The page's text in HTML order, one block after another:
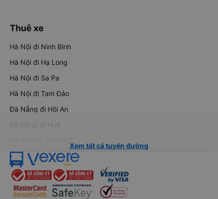
Thuê xe
Hà Nội đi Ninh Bình
Hà Nội đi Hạ Long
Hà Nội đi Sa Pa
Hà Nội đi Tam Đảo
Đà Nẵng đi Hội An
Đà Nẵng đi Huế
Xem tất cả tuyến đường